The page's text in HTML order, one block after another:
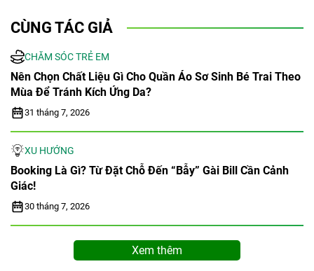
CÙNG TÁC GIẢ
CHĂM SÓC TRẺ EM
Nên Chọn Chất Liệu Gì Cho Quần Áo Sơ Sinh Bé Trai Theo
Mùa Để Tránh Kích Ứng Da?
31 tháng 7, 2026
XU HƯỚNG
Booking Là Gì? Từ Đặt Chỗ Đến “bẫy” Gài Bill Cần Cảnh
Giác!
30 tháng 7, 2026
Xem thêm